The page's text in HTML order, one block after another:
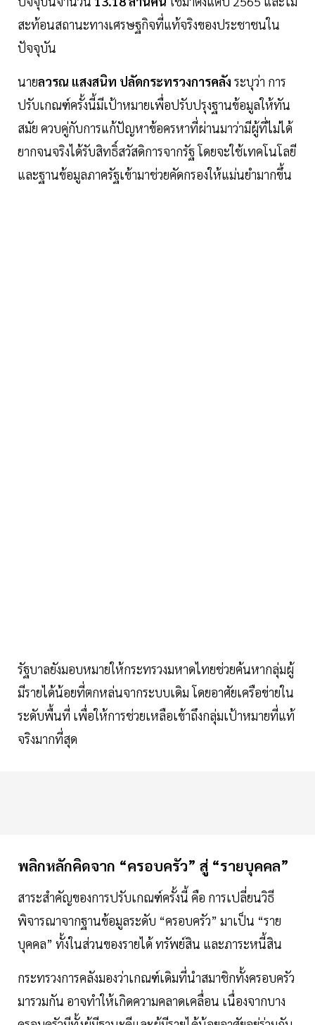
สะท้อนสถานะทางเศรษฐกิจที่แท้จริงของประชาชนใน
ปัจจุบัน
นายลวรณ แสงสนิท ปลัดกระทรวงการคลัง ระบุว่า การ
ปรับเกณฑ์ครั้งนี้มีเป้าหมายเพื่อปรับปรุงฐานข้อมูลให้ทัน
สมัย ควบคู่กับการแก้ปัญหาข้อครหาที่ผ่านมาว่ามีผู้ที่ไม่ได้
ยากจนจริงได้รับสิทธิ์สวัสดิการจากรัฐ โดยจะใช้เทคโนโลยี
และฐานข้อมูลภาครัฐเข้ามาช่วยคัดกรองให้แม่นยำมากขึ้น
รัฐบาลยังมอบหมายให้กระทรวงมหาดไทยช่วยค้นหากลุ่มผู้
มีรายได้น้อยที่ตกหล่นจากระบบเดิม โดยอาศัยเครือข่ายใน
ระดับพื้นที่ เพื่อให้การช่วยเหลือเข้าถึงกลุ่มเป้าหมายที่แท้
จริงมากที่สุด
พลิกหลักคิดจาก “ครอบครัว” สู่ “รายบุคคล”
สาระสำคัญของการปรับเกณฑ์ครั้งนี้ คือ การเปลี่ยนวิธี
พิจารณาจากฐานข้อมูลระดับ “ครอบครัว” มาเป็น “ราย
บุคคล” ทั้งในส่วนของรายได้ ทรัพย์สิน และภาระหนี้สิน
กระทรวงการคลังมองว่าเกณฑ์เดิมที่นำสมาชิกทั้งครอบครัว
มารวมกัน อาจทำให้เกิดความคลาดเคลื่อน เนื่องจากบาง